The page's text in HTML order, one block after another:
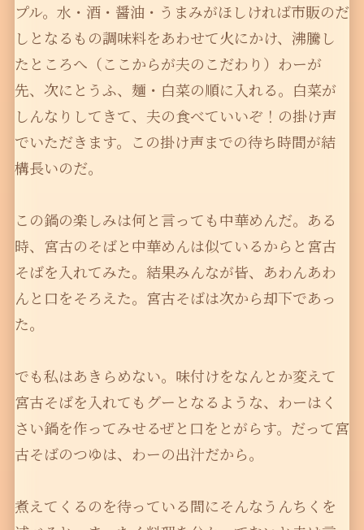
プル。水・酒・醤油・うまみがほしければ市販のだ
しとなるもの調味料をあわせて火にかけ、沸騰し
たところへ（ここからが夫のこだわり）わーが
先、次にとうふ、麺・白菜の順に入れる。白菜が
しんなりしてきて、夫の食べていいぞ！の掛け声
でいただきます。この掛け声までの待ち時間が結
構長いのだ。
この鍋の楽しみは何と言っても中華めんだ。ある
時、宮古のそばと中華めんは似ているからと宮古
そばを入れてみた。結果みんなが皆、あわんあわ
んと口をそろえた。宮古そばは次から却下であっ
た。
でも私はあきらめない。味付けをなんとか変えて
宮古そばを入れてもグーとなるような、わーはく
さい鍋を作ってみせるぜと口をとがらす。だって宮
古そばのつゆは、わーの出汁だから。
煮えてくるのを待っている間にそんなうんちくを